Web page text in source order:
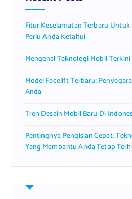
o
:Fitur Keselamatan Terbaru
Perlu Anda Ketahui
Mengenal Teknologi Mobil
Model Facelift Terbaru:
Anda
Tren Desain Mobil Baru Di
Pentingnya Pengisian Cepat:
Yang Membantu Anda Tetap